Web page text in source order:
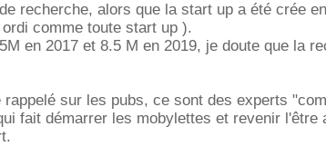
recherche, alors que la start up a été crée
comme toute start up ).
en 2017 et 8.5 M en 2019, je doute que la
rappelé sur les pubs, ce sont des experts
fait démarrer les mobylettes et revenir l'être